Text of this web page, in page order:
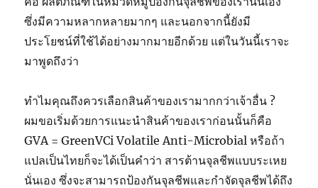
ซึ่งมีความหลากหลายมากๆ และนอกจากนี้ยังมี
ประโยชน์ที่ใช้ได้อย่างมากมายอีกด้วย แต่ในวันนี้เราจะ
มาพูดถึงว่า
ทำไมคุณถึงควรเลือกสินค้าของเรามากกว่าเจ้าอื่น ?
ผมขอเริ่มด้วยการแนะนำสินค้าของเราก่อนนั้นก็คือ
GVA = GreenVCi Volatile Anti-Microbial หรือถ้า
แปลเป็นไทยก็จะได้เป็นคำว่า สารต้านจุลชีพแบบระเหย
นั่นเอง ซึ่งจะสามารถป้องกันจุลชีพและกำจัดจุลชีพได้ถึง